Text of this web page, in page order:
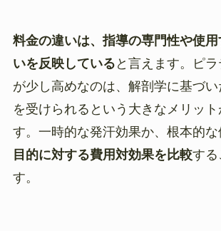
料金の違いは、指導の専門性や使
いを反映している と言えます。ピ
が少し高めなのは、解剖学に基づ
を受けられるという大きなメリッ
す。一時的な発汗効果か、根本的な
目的に対する費用対効果を比較する
す。